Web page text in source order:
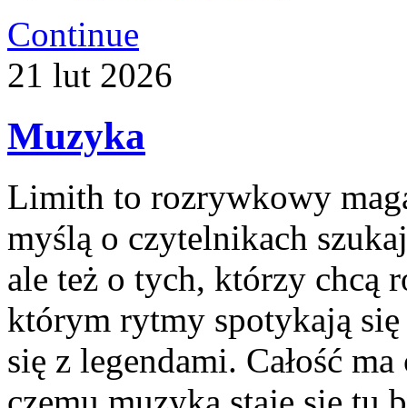
Continue
21 lut 2026
Muzyka
Limith to rozrywkowy
myślą o czytelnikach
ale też o tych, którzy chcą
którym rytmy spotykają się
się z legendami. Całość